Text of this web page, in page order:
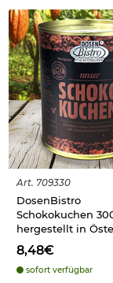
Art. 709330
DosenBistro
Schokokuchen
hergestellt in
8,48€
sofort verfügbar